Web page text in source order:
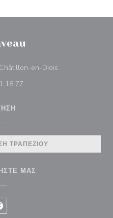
en-Diois
18 77
ΤΡΑΠΕΖΙΟΎ
ΜΑΣ
((ανοίγει σε νέο